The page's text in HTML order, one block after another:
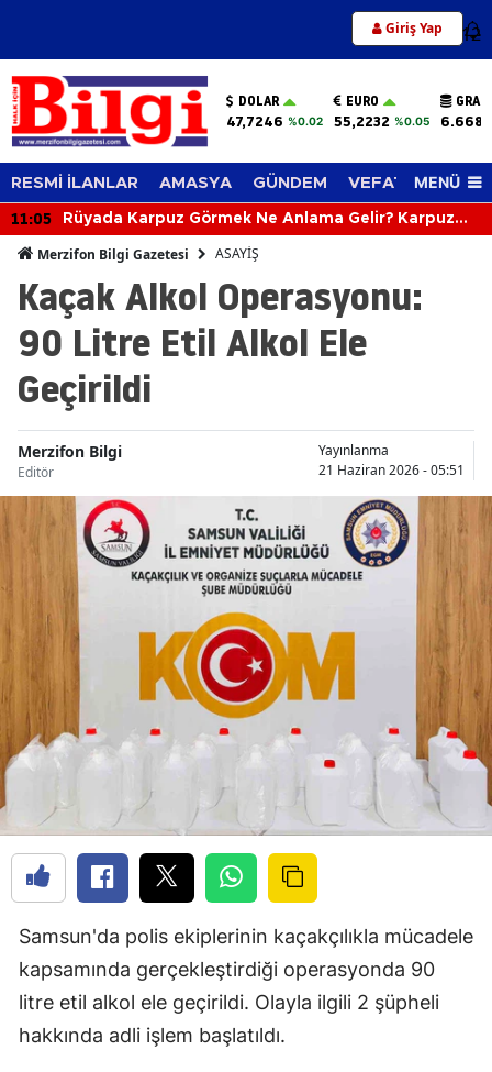
Giriş Yap 12
DOLAR
47,7246 %0.02
EURO
55,2232 %0.05
RESMİ İLANLAR AMASYA GÜNDEM VEFAT EDENLER
MENÜ
11:05
Rüyada Karpuz Görmek Ne Anlama Gelir? Karpuz
Merzifon Bilgi Gazetesi ASAYİŞ
Kaçak Alkol Operasyonu:
90 Litre Etil Alkol Ele
Geçirildi
Merzifon Bilgi
Editör
Yayınlanma
21 Haziran 2026 - 05:51
Samsun'da polis ekiplerinin kaçakçılıkla mücadele
kapsamında gerçekleştirdiği operasyonda 90
litre etil alkol ele geçirildi. Olayla ilgili 2 şüpheli
hakkında adli işlem başlatıldı.